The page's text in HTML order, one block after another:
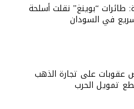
طائرات “بوينغ” نقلت أسلحة
في السودان
عقوبات على تجارة الذهب
تمويل الحرب